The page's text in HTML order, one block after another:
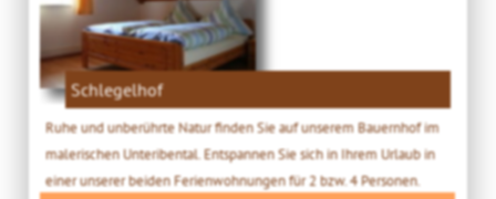
Schlegelhof
Ruhe und unberührte Natur finden Sie auf unserem Bauernhof im
malerischen Unteribental. Entspannen Sie sich in Ihrem Urlaub in
einer unserer beiden Ferienwohnungen für 2 bzw. 4 Personen.